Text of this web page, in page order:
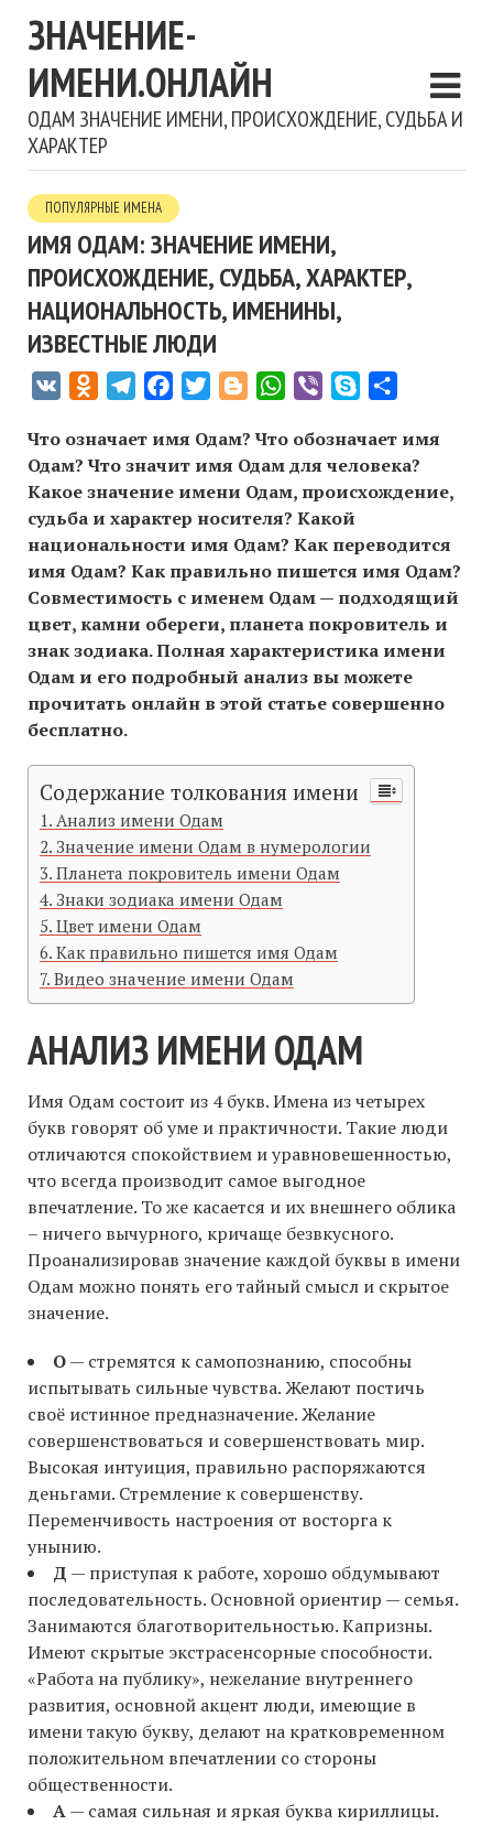
ЗНАЧЕНИЕ-
ИМЕНИ.ОНЛАЙН
ОДАМ ЗНАЧЕНИЕ ИМЕНИ, ПРОИСХОЖДЕНИЕ, СУДЬБА И
ХАРАКТЕР
ПОПУЛЯРНЫЕ ИМЕНА
ИМЯ ОДАМ: ЗНАЧЕНИЕ ИМЕНИ,
ПРОИСХОЖДЕНИЕ, СУДЬБА, ХАРАКТЕР,
НАЦИОНАЛЬНОСТЬ, ИМЕНИНЫ,
ИЗВЕСТНЫЕ ЛЮДИ
VK Odnoklassniki
TelegramFacebookTwitterBloggerWhatsApp
Viber Skype
Что означает имя Одам? Что обозначает имя
Одам? Что значит имя Одам для человека?
Какое значение имени Одам, происхождение,
судьба и характер носителя? Какой
национальности имя Одам? Как переводится
имя Одам? Как правильно пишется имя Одам?
Совместимость c именем Одам — подходящий
цвет, камни обереги, планета покровитель и
знак зодиака. Полная характеристика имени
Одам и его подробный анализ вы можете
прочитать онлайн в этой статье совершенно
бесплатно.
Содержание толкования имени
Анализ имени Одам
Значение имени Одам в нумерологии
Планета покровитель имени Одам
Знаки зодиака имени Одам
Цвет имени Одам
Как правильно пишется имя Одам
Видео значение имени Одам
АНАЛИЗ ИМЕНИ ОДАМ
Имя Одам состоит из 4 букв. Имена из четырех
букв говорят об уме и практичности. Такие люди
отличаются спокойствием и уравновешенностью,
что всегда производит самое выгодное
впечатление. То же касается и их внешнего облика
– ничего вычурного, кричаще безвкусного.
Проанализировав значение каждой буквы в имени
Одам можно понять его тайный смысл и скрытое
значение.
О— стремятся к самопознанию, способны
испытывать сильные чувства. Желают постичь
своё истинное предназначение. Желание
совершенствоваться и совершенствовать мир.
Высокая интуиция, правильно распоряжаются
деньгами. Стремление к совершенству.
Переменчивость настроения от восторга к
унынию.
Д — приступая к работе, хорошо обдумывают
последовательность. Основной ориентир — семья.
Занимаются благотворительностью. Капризны.
Имеют скрытые экстрасенсорные способности.
«Работа на публику», нежелание внутреннего
развития, основной акцент люди, имеющие в
имени такую букву, делают на кратковременном
положительном впечатлении со стороны
общественности.
А— самая сильная и яркая буква кириллицы.